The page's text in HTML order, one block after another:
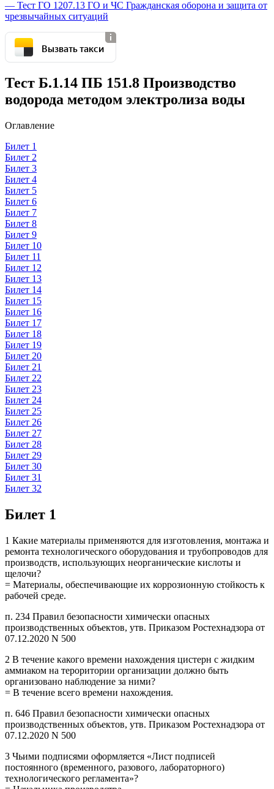
— Тест ГО 1207.13 ГО и ЧС Гражданская оборона и защита от
чрезвычайных ситуаций
Вызвать такси
Тест Б.1.14 ПБ 151.8 Производство
водорода методом электролиза воды
Оглавление
Билет 1
Билет 2
Билет 3
Билет 4
Билет 5
Билет 6
Билет 7
Билет 8
Билет 9
Билет 10
Билет 11
Билет 12
Билет 13
Билет 14
Билет 15
Билет 16
Билет 17
Билет 18
Билет 19
Билет 20
Билет 21
Билет 22
Билет 23
Билет 24
Билет 25
Билет 26
Билет 27
Билет 28
Билет 29
Билет 30
Билет 31
Билет 32
Билет 1
1 Какие материалы применяются для изготовления, монтажа и
ремонта технологического оборудования и трубопроводов для
производств, использующих неорганические кислоты и
щелочи?
= Материалы, обеспечивающие их коррозионную стойкость к
рабочей среде.
п. 234 Правил безопасности химически опасных
производственных объектов, утв. Приказом Ростехнадзора от
07.12.2020 N 500
2 В течение какого времени нахождения цистерн с жидким
аммиаком на тероритории организации должно быть
организовано наблюдение за ними?
= В течение всего времени нахождения.
п. 646 Правил безопасности химически опасных
производственных объектов, утв. Приказом Ростехнадзора от
07.12.2020 N 500
3 Чьими подписями оформляется «Лист подписей
постоянного (временного, разового, лабораторного)
технологического регламента»?